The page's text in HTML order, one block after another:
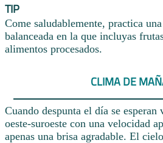
TIP
Come saludablemente, practica
balanceada en la que incluyas
alimentos procesados.
CLIMA DE
Cuando despunta el día se esperan
oeste-suroeste con una velocidad
apenas una brisa agradable. El